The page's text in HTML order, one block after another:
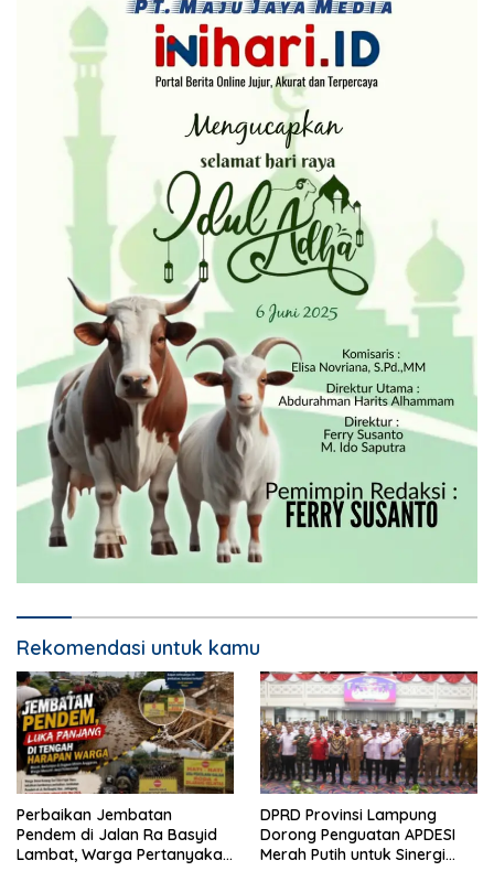
Rekomendasi untuk kamu
Perbaikan Jembatan
Pendem di Jalan Ra Basyid
Lambat, Warga Pertanyakan
DPRD Provinsi Lampung
Dorong Penguatan APDESI
Merah Putih untuk Sinergi